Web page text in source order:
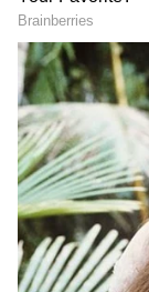
இருட்டான
இருட்டான
பணத்தை
இருக்க
இடத்தில்